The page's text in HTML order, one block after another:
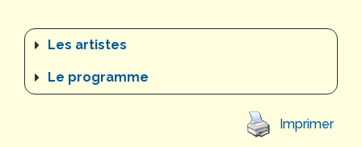
Les artistes
Le programme
Imprimer